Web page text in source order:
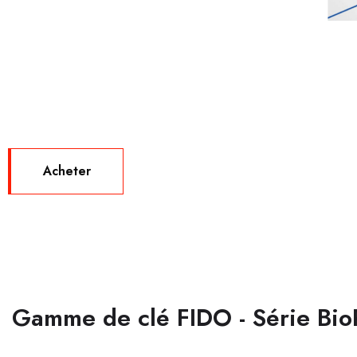
Acheter
Gamme de clé FIDO - Série